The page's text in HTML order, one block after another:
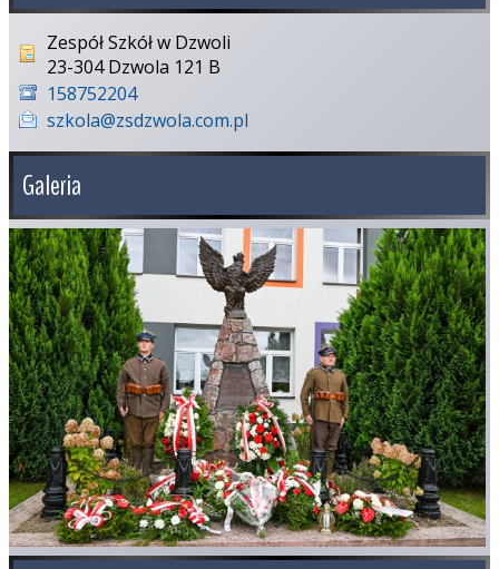
Zespół Szkół w Dzwoli
23-304 Dzwola 121 B
158752204
szkola@zsdzwola.com.pl
Galeria